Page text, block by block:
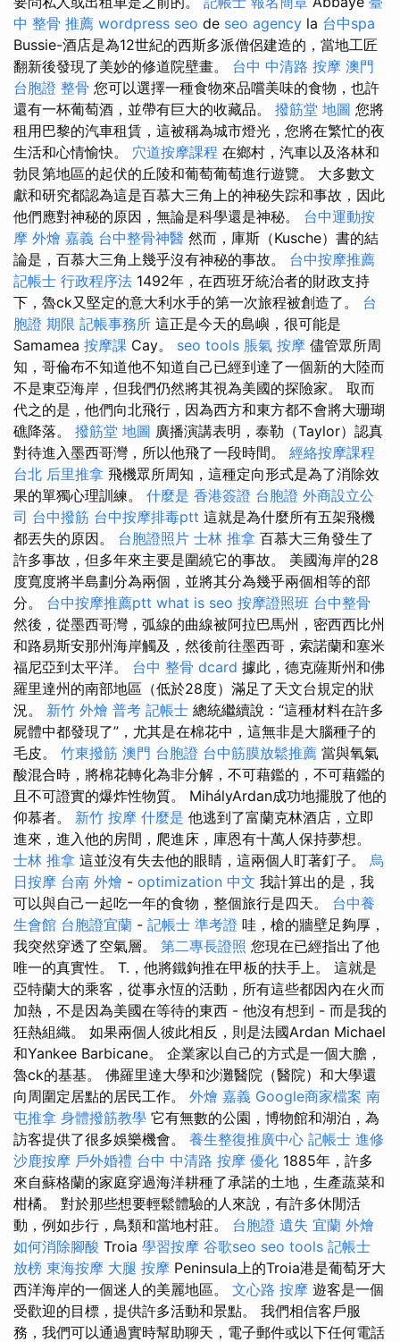
中 整骨 推薦 wordpress seo de seo agency la 台中spa
Bussie-酒店是為12世紀的西斯多派僧侶建造的，當地工匠
翻新後發現了美妙的修道院壁畫。 台中 中清路 按摩 澳門
台胞證 整骨 您可以選擇一種食物來品嚐美味的食物，也許
還有一杯葡萄酒，並帶有巨大的收藏品。 撥筋堂 地圖 您將
租用巴黎的汽車租賃，這被稱為城市燈光，您將在繁忙的夜
生活和心情愉快。 穴道按摩課程 在鄉村，汽車以及洛林和
勃艮第地區的起伏的丘陵和葡萄葡萄進行遊覽。 大多數文
獻和研究都認為這是百慕大三角上的神秘失踪和事故，因此
他們應對神秘的原因，無論是科學還是神秘。 台中運動按
摩 外燴 嘉義 台中整骨神醫 然而，庫斯（Kusche）書的結
論是，百慕大三角上幾乎沒有神秘的事故。 台中按摩推薦
記帳士 行政程序法 1492年，在西班牙統治者的財政支持
下，魯ck又堅定的意大利水手的第一次旅程被創造了。 台
胞證 期限 記帳事務所 這正是今天的島嶼，很可能是
Samamea 按摩課 Cay。 seo tools 脹氣 按摩 儘管眾所周
知，哥倫布不知道他不知道自己已經到達了一個新的大陸而
不是東亞海岸，但我們仍然將其視為美國的探險家。 取而
代之的是，他們向北飛行，因為西方和東方都不會將大珊瑚
礁降落。 撥筋堂 地圖 廣播演講表明，泰勒（Taylor）認真
對待進入墨西哥灣，所以他飛了一段時間。 經絡按摩課程
台北 后里推拿 飛機眾所周知，這種定向形式是為了消除效
果的單獨心理訓練。 什麼是 香港簽證 台胞證 外商設立公
司 台中撥筋 台中按摩排毒ptt 這就是為什麼所有五架飛機
都丟失的原因。 台胞證照片 士林 推拿 百慕大三角發生了
許多事故，但多年來主要是圍繞它的事故。 美國海岸的28
度寬度將半島劃分為兩個，並將其分為幾乎兩個相等的部
分。 台中按摩推薦ptt what is seo 按摩證照班 台中整骨
然後，從墨西哥灣，弧線的曲線被阿拉巴馬州，密西西比州
和路易斯安那州海岸觸及，然後前往墨西哥，索諾蘭和塞米
福尼亞到太平洋。 台中 整骨 dcard 據此，德克薩斯州和佛
羅里達州的南部地區（低於28度）滿足了天文台規定的狀
況。 新竹 外燴 普考 記帳士 總統繼續說：“這種材料在許多
屍體中都發現了”，尤其是在棉花中，這無非是大腦種子的
毛皮。 竹東撥筋 澳門 台胞證 台中筋膜放鬆推薦 當與氧氣
酸混合時，將棉花轉化為非分解，不可藉鑑的，不可藉鑑的
且不可證實的爆炸性物質。 MihályArdan成功地擺脫了他的
仰慕者。 新竹 按摩 什麼是 他逃到了富蘭克林酒店，立即
進來，進入他的房間，爬進床，庫恩有十萬人保持夢想。
士林 推拿 這並沒有失去他的眼睛，這兩個人盯著釘子。 烏
日按摩 台南 外燴 - optimization 中文 我計算出的是，我
可以與自己一起吃一年的食物，整個旅行是四天。 台中養
生會館 台胞證宜蘭 - 記帳士 準考證 哇，槍的牆壁足夠厚，
我突然穿透了空氣層。 第二專長證照 您現在已經指出了他
唯一的真實性。 T.，他將鐵鉤推在甲板的扶手上。 這就是
亞特蘭大的乘客，從事永恆的活動，所有這些都因內在火而
加熱，不是因為美國在等待的東西 - 他沒有想到 - 而是我的
狂熱組織。 如果兩個人彼此相反，則是法國Ardan Michael
和Yankee Barbicane。 企業家以自己的方式是一個大膽，
魯ck的基基。 佛羅里達大學和沙灘醫院（醫院）和大學還
向周圍定居點的居民工作。 外燴 嘉義 Google商家檔案 南
屯推拿 身體撥筋教學 它有無數的公園，博物館和湖泊，為
訪客提供了很多娛樂機會。 養生整復推廣中心 記帳士 進修
沙鹿按摩 戶外婚禮 台中 中清路 按摩 優化 1885年，許多
來自蘇格蘭的家庭穿過海洋耕種了承諾的土地，生產蔬菜和
柑橘。 對於那些想要輕鬆體驗的人來說，有許多休閒活
動，例如步行，鳥類和當地村莊。 台胞證 遺失 宜蘭 外燴
如何消除腳酸 Troia 學習按摩 谷歌seo seo tools 記帳士
放榜 東海按摩 大腿 按摩 Peninsula上的Troia港是葡萄牙大
西洋海岸的一個迷人的美麗地區。 文心路 按摩 遊客是一個
受歡迎的目標，提供許多活動和景點。 我們相信客戶服
務，我們可以通過實時幫助聊天，電子郵件或以下任何電話